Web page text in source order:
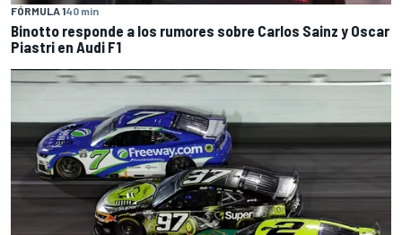
FÓRMULA 140 min
Binotto responde a los rumores sobre Carlos Sainz y Oscar
Piastri en Audi F1